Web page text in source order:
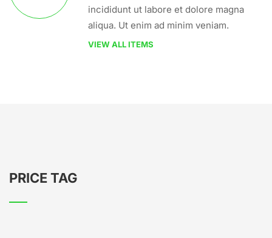
incididunt ut labore et dolore magna
aliqua. Ut enim ad minim veniam.
VIEW ALL ITEMS
PRICE TAG